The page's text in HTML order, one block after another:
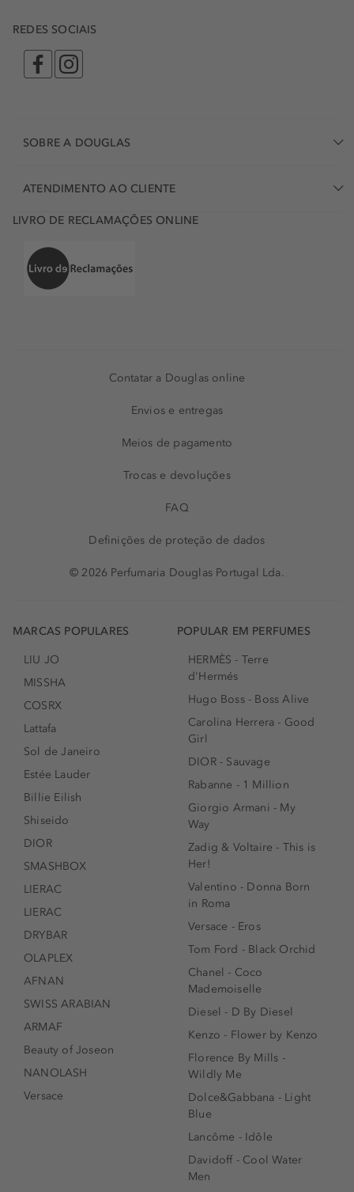
REDES SOCIAIS
SOBRE A DOUGLAS
ATENDIMENTO AO CLIENTE
LIVRO DE RECLAMAÇÕES ONLINE
Contatar a Douglas online
Envios e entregas
Meios de pagamento
Trocas e devoluções
FAQ
Definições de proteção de dados
© 2026 Perfumaria Douglas Portugal Lda.
MARCAS POPULARES
LIU JO
MISSHA
COSRX
Lattafa
Sol de Janeiro
Estée Lauder
Billie Eilish
Shiseido
DIOR
SMASHBOX
LIERAC
LIERAC
DRYBAR
OLAPLEX
AFNAN
SWISS ARABIAN
ARMAF
Beauty of Joseon
NANOLASH
Versace
POPULAR EM PERFUMES
HERMÈS - Terre
d'Hermés
Hugo Boss - Boss Alive
Carolina Herrera - Good
Girl
DIOR - Sauvage
Rabanne - 1 Million
Giorgio Armani - My
Way
Zadig & Voltaire - This is
Her!
Valentino - Donna Born
in Roma
Versace - Eros
Tom Ford - Black Orchid
Chanel - Coco
Mademoiselle
Diesel - D By Diesel
Kenzo - Flower by Kenzo
Florence By Mills -
Wildly Me
Dolce&Gabbana - Light
Blue
Lancôme - Idôle
Davidoff - Cool Water
Men